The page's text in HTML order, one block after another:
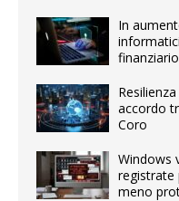
In
finanziario
accordo
Coro
Windows
registrate
meno